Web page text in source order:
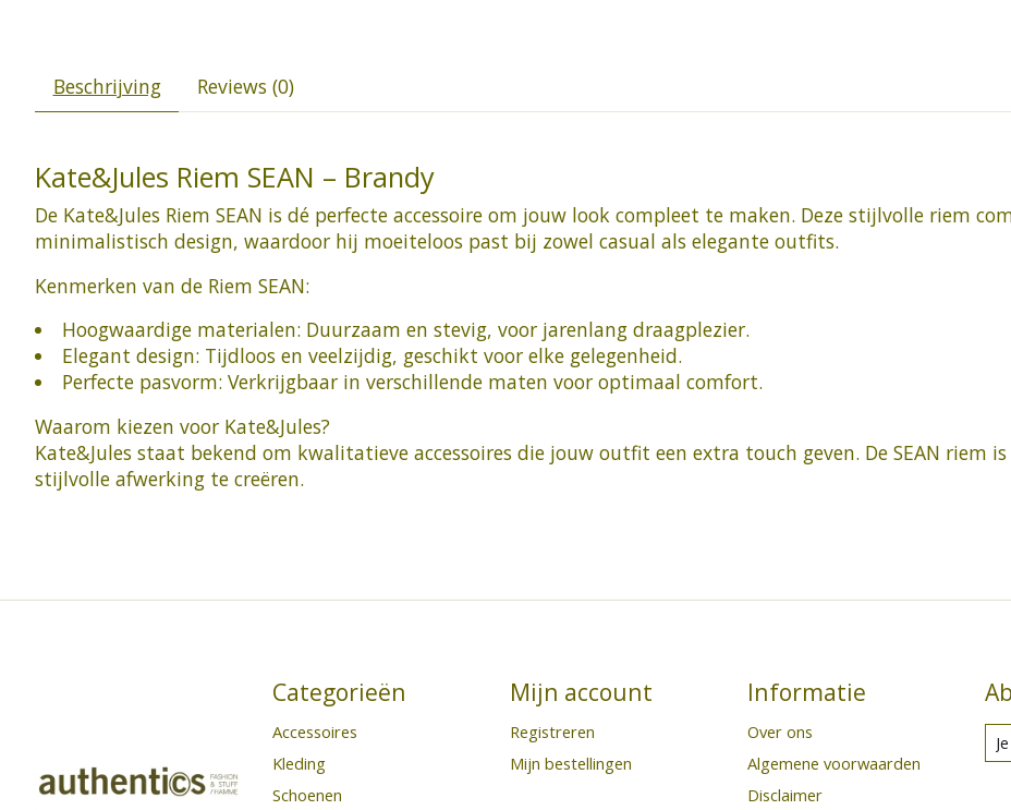
Beschrijving Reviews (0)
Kate&Jules Riem SEAN – Brandy
De Kate&Jules Riem SEAN is dé perfecte accessoire om jouw look compleet te maken. Deze stijlvolle riem
minimalistisch design, waardoor hij moeiteloos past bij zowel casual als elegante outfits.
Kenmerken van de Riem SEAN:
Hoogwaardige materialen: Duurzaam en stevig, voor jarenlang draagplezier.
Elegant design: Tijdloos en veelzijdig, geschikt voor elke gelegenheid.
Perfecte pasvorm: Verkrijgbaar in verschillende maten voor optimaal comfort.
Waarom kiezen voor Kate&Jules?
Kate&Jules staat bekend om kwalitatieve accessoires die jouw outfit een extra touch geven. De SEAN riem
stijlvolle afwerking te creëren.
Categorieën
Accessoires
Kleding
Schoenen
Mijn account
Registreren
Mijn bestellingen
Informatie
Over ons
Algemene voorwaarden
Disclaimer